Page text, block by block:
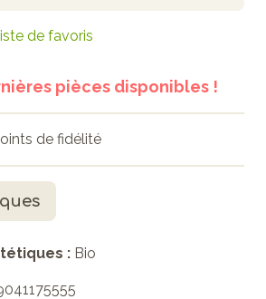
pièces disponibles !
de favoris
de fidélité
: Bio